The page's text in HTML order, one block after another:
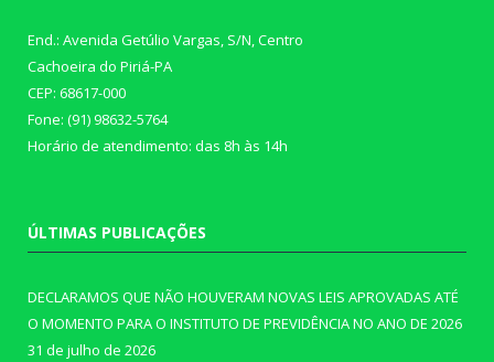
End.: Avenida Getúlio Vargas, S/N, Centro
Cachoeira do Piriá-PA
CEP: 68617-000
Fone: (91) 98632-5764
Horário de atendimento: das 8h às 14h
ÚLTIMAS PUBLICAÇÕES
DECLARAMOS QUE NÃO HOUVERAM NOVAS LEIS APROVADAS ATÉ
O MOMENTO PARA O INSTITUTO DE PREVIDÊNCIA NO ANO DE 2026
31 de julho de 2026